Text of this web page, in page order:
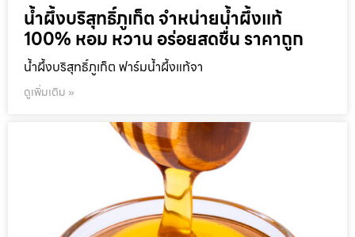
น้ำผึ้งบริสุทธิ์ภูเก็ต จำหน่ายน้ำผึ้งแท้
100% หอม หวาน อร่อยสดชื่น ราคาถูก
น้ำผึ้งบริสุทธิ์ภูเก็ต ฟาร์มน้ำผึ้งแท้จา
ดูเพิ่มเติม »